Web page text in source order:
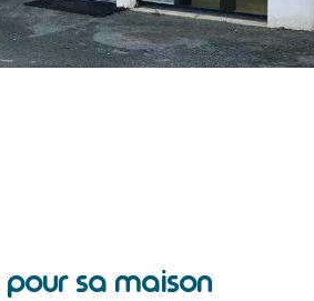
pour sa maison